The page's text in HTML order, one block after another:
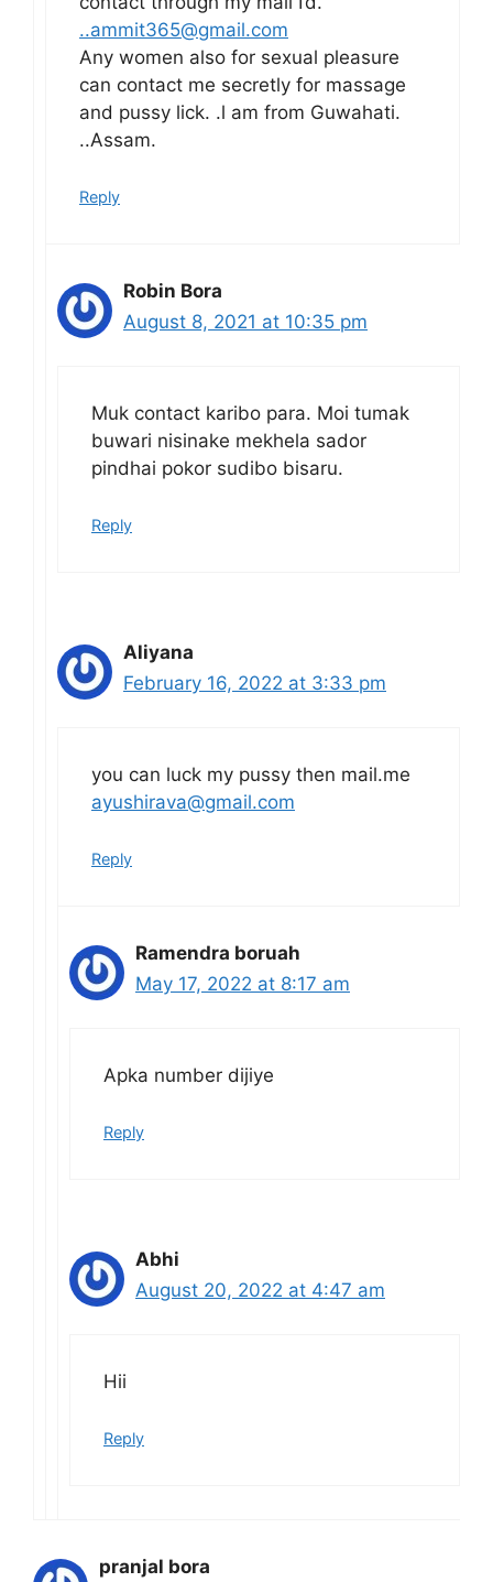
..ammit365@gmail.com
Any women also for sexual pleasure
can contact me secretly for massage
and pussy lick. .l am from Guwahati.
..Assam.
Reply
Robin Bora
August 8, 2021 at 10:35 pm
Muk contact karibo para. Moi tumak
buwari nisinake mekhela sador
pindhai pokor sudibo bisaru.
Reply
Aliyana
February 16, 2022 at 3:33 pm
you can luck my pussy then mail.me
ayushirava@gmail.com
Reply
Ramendra boruah
May 17, 2022 at 8:17 am
Apka number dijiye
Reply
Abhi
August 20, 2022 at 4:47 am
Hii
Reply
pranjal bora